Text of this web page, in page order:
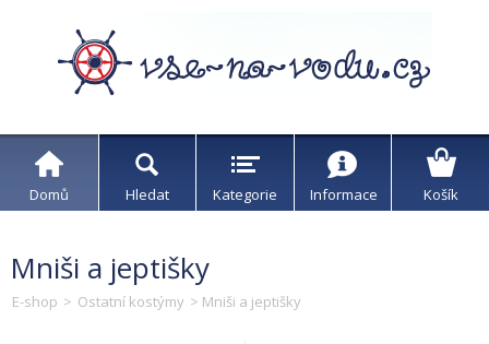
Domů Hledat Kategorie Informace Košík
Mniši a jeptišky
E-shop > Ostatní kostýmy > Mniši a jeptišky